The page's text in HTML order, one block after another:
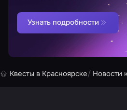
Узнать подробности
Квесты в Красноярске Новости